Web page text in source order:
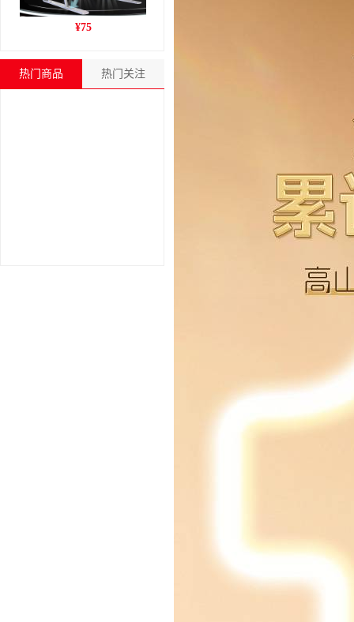
跨境新款C9pro笔记本电脑
¥75
热门商品 热门关注